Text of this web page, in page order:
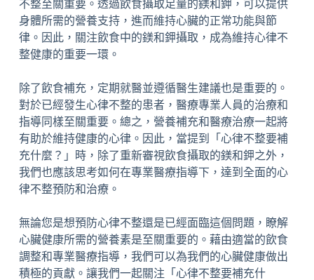
不整至關重要。透過飲食攝取足量的鎂和鉀，可以提供
身體所需的營養支持，進而維持心臟的正常功能與節
律。因此，關注飲食中的鎂和鉀攝取，成為維持心律不
整健康的重要一環。
除了飲食補充，定期就醫並遵循醫生建議也是重要的。
對於已經發生心律不整的患者，醫療專業人員的治療和
指導同樣至關重要。總之，營養補充和醫療治療一起將
有助於維持健康的心律。因此，當提到「心律不整要補
充什麼？」時，除了重新審視飲食攝取的鎂和鉀之外，
我們也應該思考如何在專業醫療指導下，達到全面的心
律不整預防和治療。
無論您是想預防心律不整還是已經面臨這個問題，瞭解
心臟健康所需的營養素是至關重要的。藉由適當的飲食
調整和專業醫療指導，我們可以為我們的心臟健康做出
積極的貢獻。讓我們一起關注「心律不整要補充什